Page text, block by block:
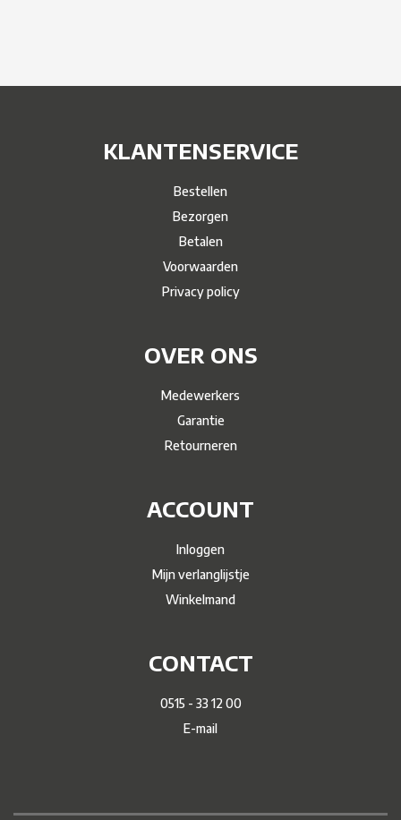
KLANTENSERVICE
Bestellen
Bezorgen
Betalen
Voorwaarden
Privacy policy
OVER ONS
Medewerkers
Garantie
Retourneren
ACCOUNT
Inloggen
Mijn verlanglijstje
Winkelmand
CONTACT
0515 - 33 12 00
E-mail